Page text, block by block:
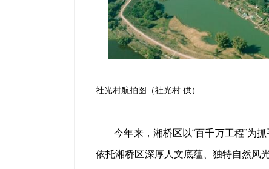
社光村航拍图（社光村 供）
今年来，湘桥区以“百千万工程”为
依托湘桥区深厚人文底蕴、独特自然风